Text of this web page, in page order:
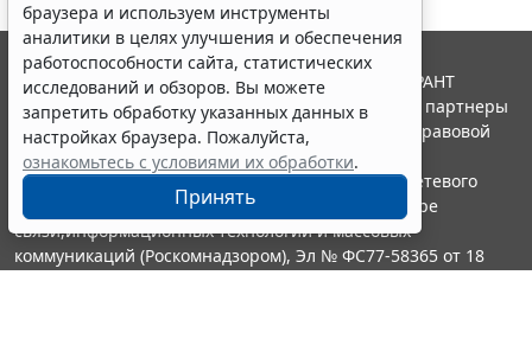
браузера и используем инструменты
аналитики в целях улучшения и обеспечения
работоспособности сайта, статистических
исследований и обзоров. Вы можете
запретить обработку указанных данных в
настройках браузера. Пожалуйста,
ознакомьтесь с условиями их обработки.
Принять
© ООО "НПП "ГАРАНТ-СЕРВИС", 2026. Система ГАРАНТ
выпускается с 1990 года. Компания "Гарант" и ее партнеры
являются участниками Российской ассоциации правовой
информации ГАРАНТ.
Портал ГАРАНТ.РУ зарегистрирован в качестве сетевого
издания Федеральной службой по надзору в сфере
связи,информационных технологий и массовых
коммуникаций (Роскомнадзором), Эл № ФС77-58365 от 18